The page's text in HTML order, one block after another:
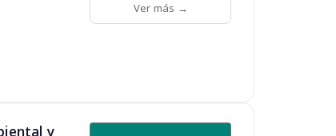
Ver más →
y